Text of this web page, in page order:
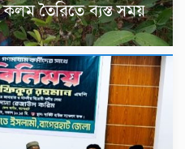
কলম তৈরিতে ব্যস্ত সময়